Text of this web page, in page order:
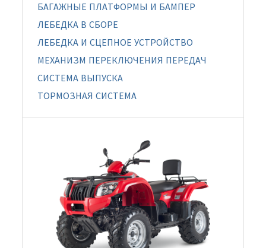
БАГАЖНЫЕ ПЛАТФОРМЫ И БАМПЕР
ЛЕБЕДКА В СБОРЕ
ЛЕБЕДКА И СЦЕПНОЕ УСТРОЙСТВО
МЕХАНИЗМ ПЕРЕКЛЮЧЕНИЯ ПЕРЕДАЧ
СИСТЕМА ВЫПУСКА
ТОРМОЗНАЯ СИСТЕМА